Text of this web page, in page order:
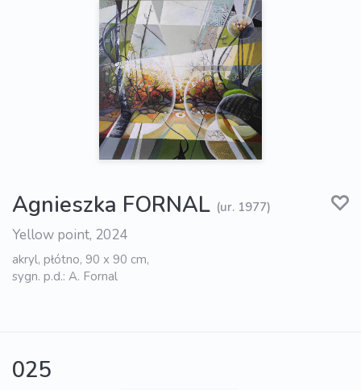
Agnieszka FORNAL (ur. 1977)
Yellow point, 2024
akryl, płótno, 90 x 90 cm,
sygn. p.d.: A. Fornal
025